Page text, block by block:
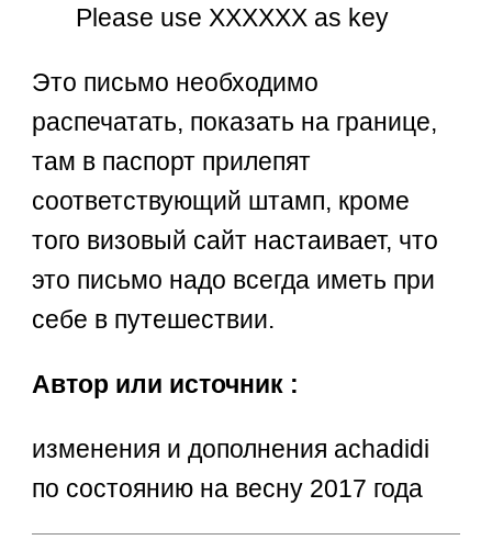
Please use ХХХХХХ as key
Это письмо необходимо
распечатать, показать на границе,
там в паспорт прилепят
соответствующий штамп, кроме
того визовый сайт настаивает, что
это письмо надо всегда иметь при
себе в путешествии.
Автор или источник :
изменения и дополнения achadidi
по состоянию на весну 2017 года